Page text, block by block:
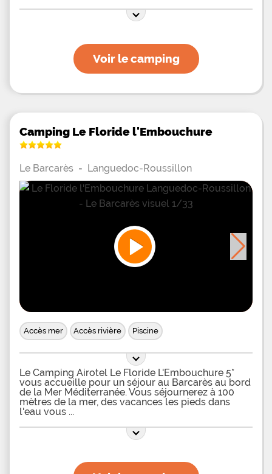
Voir le camping
Camping Le Floride l'Embouchure
Le Barcarès - Languedoc-Roussillon
Accès mer Accès rivière Piscine
Le Camping Airotel Le Floride L'Embouchure 5*
vous accueille pour un séjour au Barcarès au bord
de la Mer Méditerranée. Vous séjournerez à 100
mètres de la mer, des vacances les pieds dans
l'eau vous